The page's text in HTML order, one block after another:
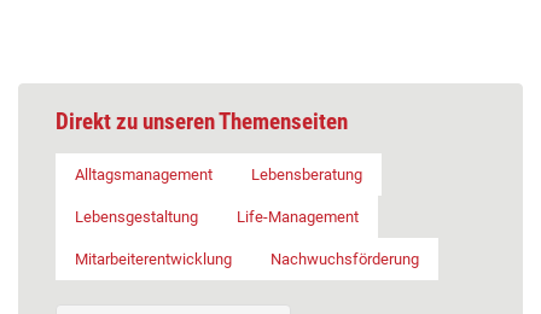
Direkt zu unseren Themenseiten
Alltagsmanagement Lebensberatung
Lebensgestaltung Life-Management
Mitarbeiterentwicklung Nachwuchsförderung